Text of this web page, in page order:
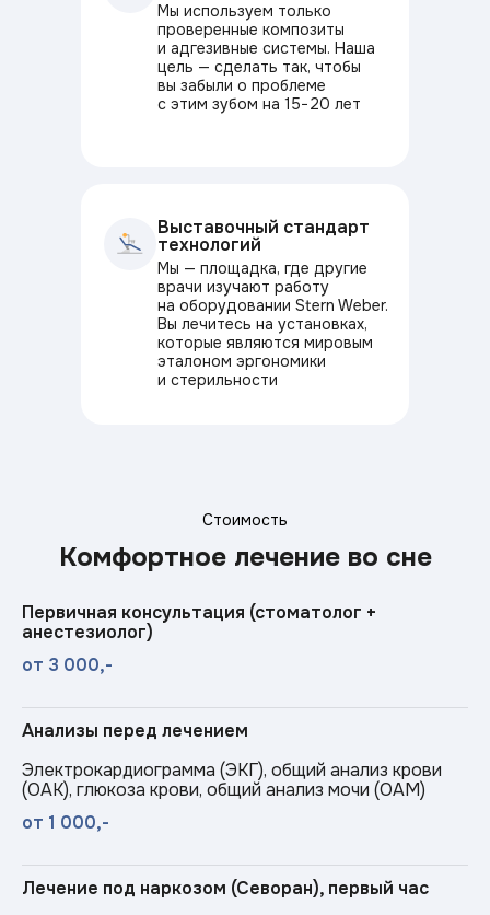
Мы — площадка, где другие
врачи изучают работу
на оборудовании Stern Weber.
Вы лечитесь на установках,
которые являются мировым
эталоном эргономики
и стерильности
Выставочный стандарт
технологий
Мы используем только
проверенные композиты
и адгезивные системы. Наша
цель — сделать так, чтобы
вы забыли о проблеме
с этим зубом на 15−20 лет
Стоимость
Комфортное лечение во сне
Первичная консультация (стоматолог +
анестезиолог)
от 3 000,-
Анализы перед лечением
Электрокардиограмма (ЭКГ), общий анализ крови
(ОАК), глюкоза крови, общий анализ мочи (ОАМ)
от 1 000,-
Лечение под наркозом (Севоран), первый час